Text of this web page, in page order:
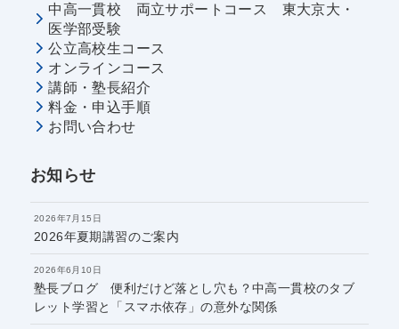
中高一貫校 両立サポートコース 東大京大・
医学部受験
公立高校生コース
オンラインコース
講師・塾長紹介
料金・申込手順
お問い合わせ
お知らせ
2026年7月15日
2026年夏期講習のご案内
2026年6月10日
塾長ブログ 便利だけど落とし穴も？中高一貫校のタブ
レット学習と「スマホ依存」の意外な関係